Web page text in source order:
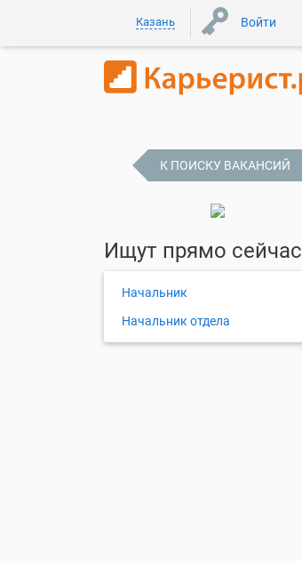
Казань Войти
К ПОИСКУ ВАКАНСИЙ
Ищут прямо сейчас
Начальник
Начальник отдела